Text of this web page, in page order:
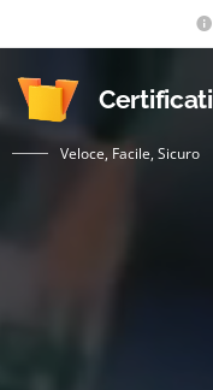
Certificati
Veloce, Facile, Sicuro